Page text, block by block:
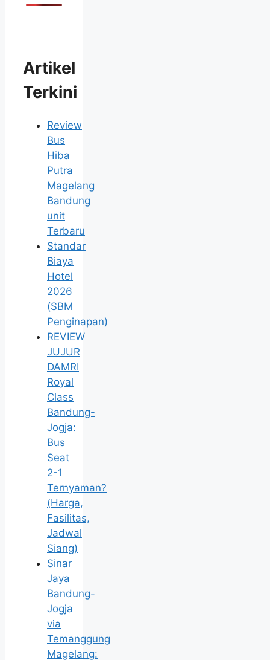
Artikel
Terkini
Review
Bus
Hiba
Putra
Magelang
Bandung
unit
Terbaru
Standar
Biaya
Hotel
2026
(SBM
Penginapan)
REVIEW
JUJUR
DAMRI
Royal
Class
Bandung-
Jogja:
Bus
Seat
2-1
Ternyaman?
(Harga,
Fasilitas,
Jadwal
Siang)
Sinar
Jaya
Bandung-
Jogja
via
Temanggung
Magelang: